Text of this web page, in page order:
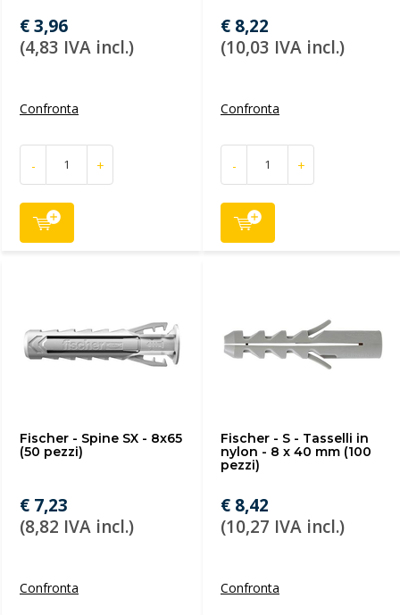
€ 3,96
(4,83 IVA incl.)
Confronta
- +
€ 8,22
(10,03 IVA incl.)
Confronta
- +
Fischer - Spine SX - 8x65
(50 pezzi)
€ 7,23
(8,82 IVA incl.)
Confronta
Fischer - S - Tasselli in
nylon - 8 x 40 mm (100
pezzi)
€ 8,42
(10,27 IVA incl.)
Confronta